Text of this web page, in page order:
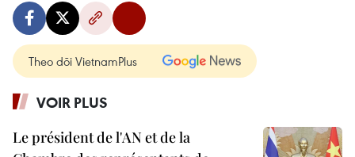
Theo dõi VietnamPlus
VOIR PLUS
Le président de l'AN et de la